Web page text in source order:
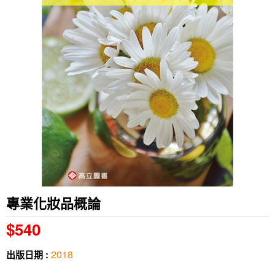
專業化妝品概論
$540
出版日期 : 2018